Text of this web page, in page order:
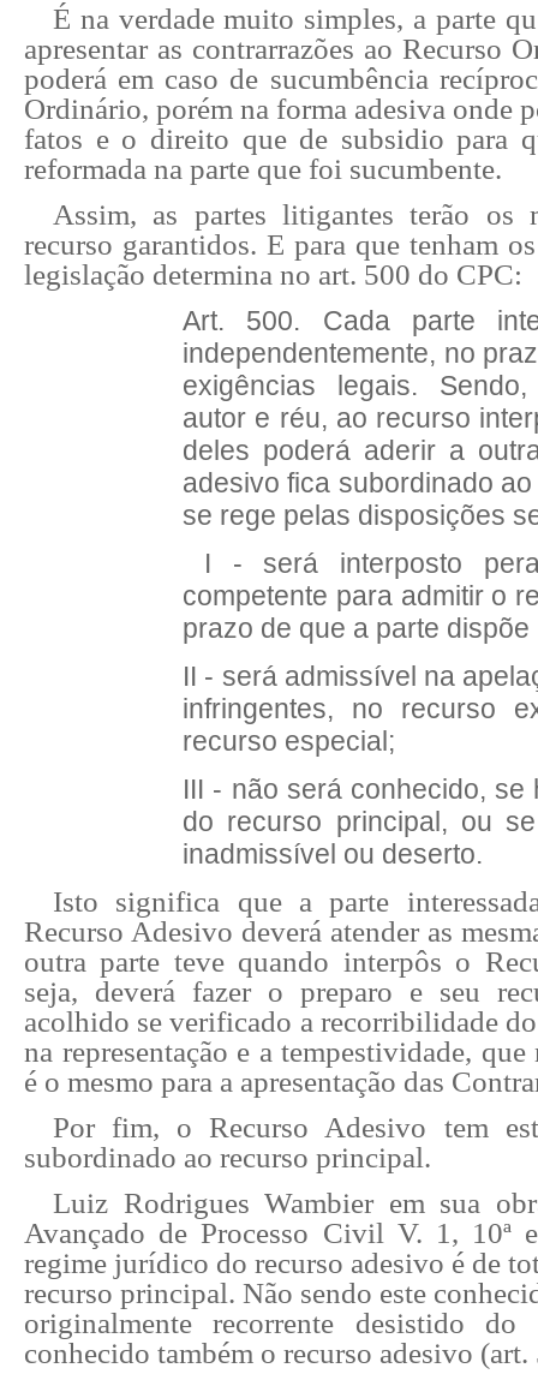
É na verdade muito simples, a parte
apresentar as contrarrazões ao Recurso
poderá em caso de sucumbência
Ordinário, porém na forma adesiva onde
fatos e o direito que de subsidio para
reformada na parte que foi sucumbente.
Assim, as partes litigantes terão os
recurso garantidos. E para que tenham
legislação determina no art. 500 do CPC:
Art. 500. Cada parte
independentemente, no
exigências legais.
autor e réu, ao recurso
deles poderá aderir a
adesivo fica subordinado
se rege pelas disposições
I - será interposto
competente para admitir o
prazo de que a parte
II - será admissível na
infringentes, no recurso
recurso especial;
III - não será conhecido, se
do recurso principal, ou
inadmissível ou deserto.
Isto significa que a parte
Recurso Adesivo deverá atender as
outra parte teve quando interpôs o
seja, deverá fazer o preparo e seu
acolhido se verificado a recorribilidade
na representação e a tempestividade, que
é o mesmo para a apresentação das
Por fim, o Recurso Adesivo tem
subordinado ao recurso principal.
Luiz Rodrigues Wambier em sua
Avançado de Processo Civil V. 1, 10ª
regime jurídico do recurso adesivo é de
recurso principal. Não sendo este
originalmente recorrente desistido do
conhecido também o recurso adesivo